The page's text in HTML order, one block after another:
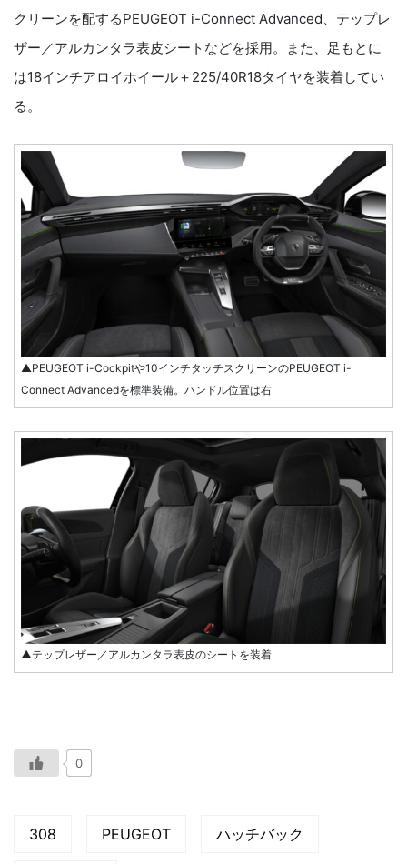
クリーンを配するPEUGEOT i-Connect Advanced、テップレ
ザー／アルカンタラ表皮シートなどを採用。また、足もとに
は18インチアロイホイール＋225/40R18タイヤを装着してい
る。
▲PEUGEOT i-Cockpitや10インチタッチスクリーンのPEUGEOT i-
Connect Advancedを標準装備。ハンドル位置は右
▲テップレザー／アルカンタラ表皮のシートを装着
0
308 PEUGEOT ハッチバック